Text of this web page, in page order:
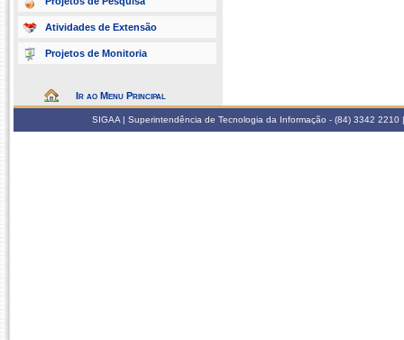
Atividades de Extensão
Projetos de Monitoria
Ir ao Menu Principal
SIGAA | Superintendência de Tecnologia da Informação - (84) 3342